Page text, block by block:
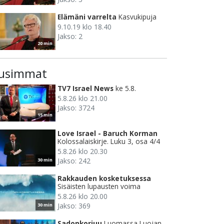
20 min
Elämäni varrelta Kasvukipuja
9.10.19 klo 18.40
Jakso: 2
15 min
TV7 Israel News ke 5.8.
5.8.26 klo 21.00
Jakso: 3724
30 min
Love Israel - Baruch Korman
Kolossalaiskirje. Luku 3, osa 4/4
5.8.26 klo 20.30
Jakso: 242
30 min
Rakkauden kosketuksessa
Sisäisten lupausten voima
5.8.26 klo 20.00
Jakso: 369